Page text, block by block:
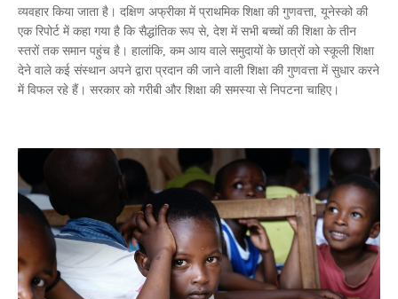
व्यवहार किया जाता है। दक्षिण अफ्रीका में प्राथमिक शिक्षा की गुणवत्ता, यूनेस्को की
एक रिपोर्ट में कहा गया है कि सैद्धांतिक रूप से, देश में सभी बच्चों की शिक्षा के तीन
स्तरों तक समान पहुंच है। हालांकि, कम आय वाले समुदायों के छात्रों को स्कूली शिक्षा
देने वाले कई संस्थान अपने द्वारा प्रदान की जाने वाली शिक्षा की गुणवत्ता में सुधार करने
में विफल रहे हैं। सरकार को गरीबी और शिक्षा की समस्या से निपटना चाहिए।